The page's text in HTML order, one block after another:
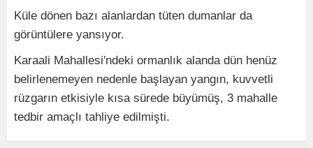
Küle dönen bazı alanlardan tüten dumanlar da
görüntülere yansıyor.
Karaali Mahallesi'ndeki ormanlık alanda dün henüz
belirlenemeyen nedenle başlayan yangın, kuvvetli
rüzgarın etkisiyle kısa sürede büyümüş, 3 mahalle
tedbir amaçlı tahliye edilmişti.